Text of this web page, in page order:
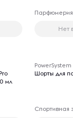
Парфюмерия
Нет
мл
PowerSystem
Шорты для